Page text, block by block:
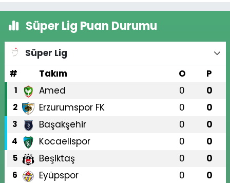
Süper Lig Puan Durumu
Süper Lig
#
Takım O P
1 Amed 0 0
2 Erzurumspor FK 0 0
3 Başakşehir 0 0
4 Kocaelispor 0 0
5 Beşiktaş 0 0
6 Eyüpspor 0 0